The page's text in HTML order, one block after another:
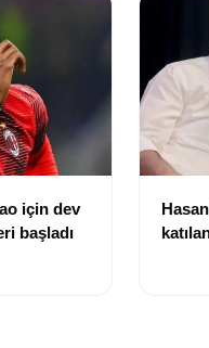
için dev
başladı